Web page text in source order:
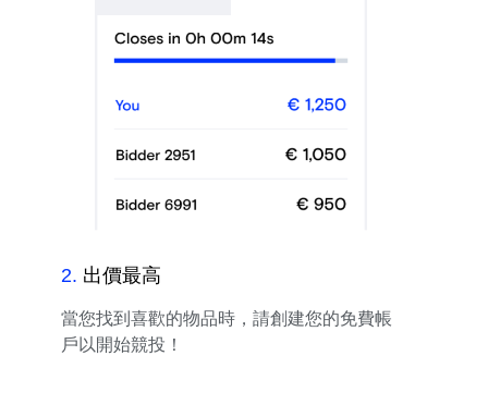
2. 出價最高
當您找到喜歡的物品時，請創建您的免費帳
戶以開始競投！